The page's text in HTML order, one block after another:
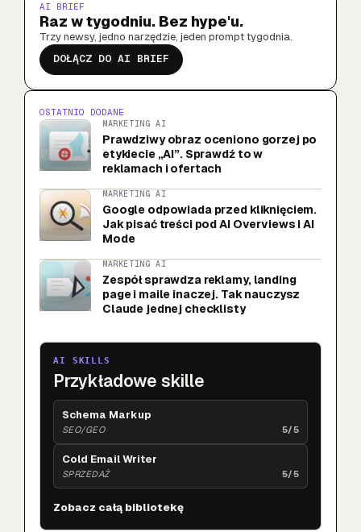
AI BRIEF
Raz w tygodniu. Bez hype'u.
Trzy newsy, jedno narzędzie, jeden prompt tygodnia.
DOŁĄCZ DO AI BRIEF
OSTATNIO DODANE
MARKETING AI
Prawdziwy obraz oceniono gorzej po
etykiecie „AI”. Sprawdź to w
reklamach i ofertach
MARKETING AI
Google odpowiada przed kliknięciem.
Jak pisać treści pod AI Overviews i AI
Mode
MARKETING AI
Zespół sprawdza reklamy, landing
page i maile inaczej. Tak nauczysz
Claude jednej checklisty
AI SKILLS
Przykładowe skille
Schema Markup
SEO/GEO 5/5
Cold Email Writer
SPRZEDAŻ 5/5
Zobacz całą bibliotekę